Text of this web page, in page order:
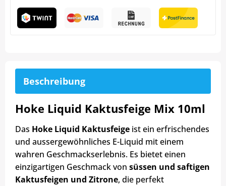
Beschreibung
Hoke Liquid Kaktusfeige Mix 10ml
Das Hoke Liquid Kaktusfeige ist ein erfrischendes
und aussergewöhnliches E-Liquid mit einem
wahren Geschmackserlebnis. Es bietet einen
einzigartigen Geschmack von süssen und saftigen
Kaktusfeigen und Zitrone, die perfekt